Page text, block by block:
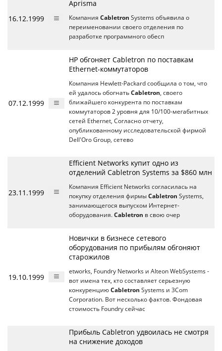
16.12.1999
Aprisma
Компания Cabletron Systems объявила о
переименовании своего отделения по
разработке программного обесп
07.12.1999
HP обгоняет Cabletron по поставкам
Ethernet-коммутаторов
Компания Hewlett-Packard сообщила о том, что
ей удалось обогнать Cabletron, своего
ближайшего конкурента по поставкам
коммутаторов 2 уровня для 10/100-мегабитных
сетей Ethernet, Согласно отчету,
опубликованному исследовательской фирмой
Dell'Oro Group, сетево
23.11.1999
Efficient Networks купит одно из
отделений Cabletron Systems за $860 млн
Компания Efficient Networks согласилась на
покупку отделения фирмы Cabletron Systems,
занимающегося выпуском Интернет-
оборудования. Cabletron в свою очер
19.10.1999
Новички в бизнесе сетевого
оборудования по прибылям обгоняют
старожилов
etworks, Foundry Networks и Alteon WebSystems -
вот имена тех, кто составляет серьезную
конкуренцию Cabletron Systems и 3Com
Corporation. Вот несколько фактов. Фондовая
стоимость Foundry сейчас
Прибыль Cabletron удвоилась не смотря
на снижение доходов